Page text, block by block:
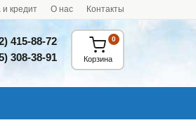
и кредит О нас Контакты
415-88-72
308-38-91 Корзина
0